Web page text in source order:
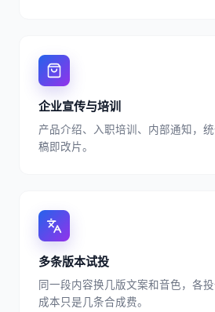
企业宣传与培训
产品介绍、入职培训、内部通知，
稿即改片。
多条版本试投
同一段内容换几版文案和音色，各投
成本只是几条合成费。